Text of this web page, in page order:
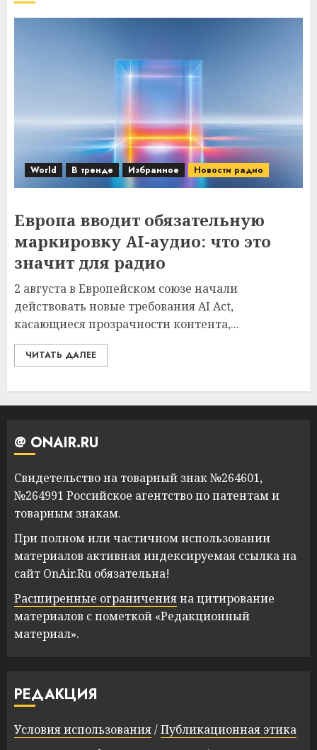
World В тренде Избранное Новости радио
Европа вводит обязательную
маркировку AI-аудио: что это
значит для радио
2 августа в Европейском союзе начали
действовать новые требования AI Act,
касающиеся прозрачности контента,...
ЧИТАТЬ ДАЛЕЕ
@ ONAIR.RU
Свидетельство на товарный знак №264601,
№264991 Российское агентство по патентам и
товарным знакам.
При полном или частичном использовании
материалов активная индексируемая ссылка на
сайт OnAir.Ru обязательна!
Расширенные ограниченияна цитирование
материалов с пометкой «Редакционный
материал».
РЕДАКЦИЯ
Условия использования/Публикационная этика